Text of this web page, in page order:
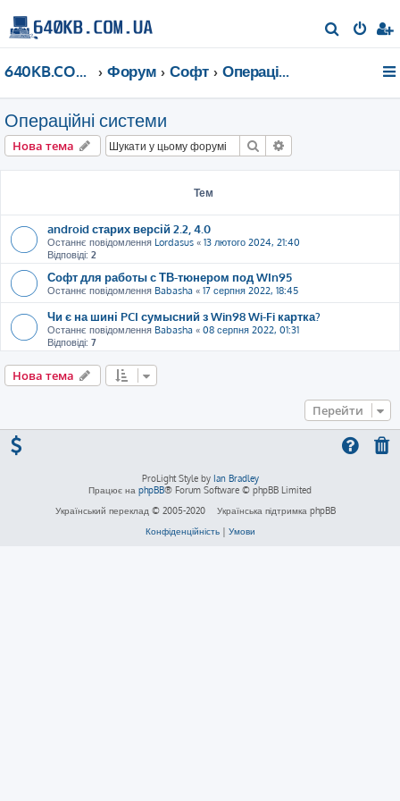
о
640KB.COM.UA Форум Софт Операційні системи
Операційні системи
Нова тема Пошук
Тем
android старих версій 2.2, 4.0
Останнє повідомлення Lordasus « 13 лютого 2024, 21:40
Відповіді: 2
Софт для работы с ТВ-тюнером под WIn95
Останнє повідомлення Babasha « 17 серпня 2022, 18:45
Чи є на шині PCI сумысний з Win98 Wi-Fi картка?
Останнє повідомлення Babasha « 08 серпня 2022, 01:31
Відповіді: 7
Нова тема
Перейти
ProLight Style by Ian Bradley
Працює на phpBB® Forum Software © phpBB Limited
Український переклад © 2005-2020
Українська підтримка phpBB
Конфіденційність| Умови